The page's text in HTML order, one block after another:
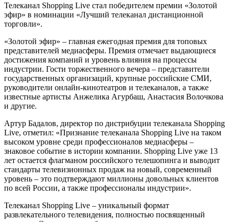
Телеканал Shopping Live стал победителем премии «Золотой
эфир» в номинации «Лучший телеканал дистанционной
торговли».
«Золотой эфир» – главная ежегодная премия для топовых
представителей медиасферы. Премия отмечает выдающиеся
достижения компаний и уровень влияния на процессы
индустрии. Гости торжественного вечера – представители
государственных организаций, крупные российские СМИ,
руководители онлайн-кинотеатров и телеканалов, а также
известные артисты Анжелика Агурбаш, Анастасия Волочкова
и другие.
Артур Бадалов, директор по дистрибуции телеканала Shopping
Live, отметил: «Признание телеканала Shopping Live на таком
высоком уровне среди профессионалов медиасферы –
знаковое событие в истории компании. Shopping Live уже 13
лет остается флагманом российского телешопинга и выводит
стандарты телевизионных продаж на новый, современный
уровень – это подтверждают миллионы довольных клиентов
по всей России, а также профессионалы индустрии».
Телеканал Shopping Live – уникальный формат
развлекательного телевидения, полностью посвященный